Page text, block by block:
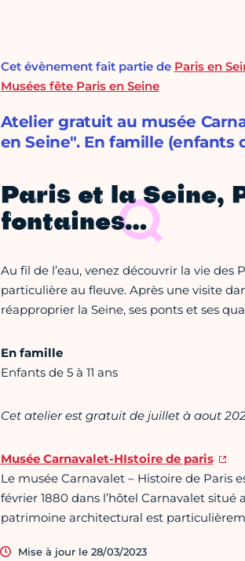
Cet évènement fait partie de Paris en
Musées fête Paris en Seine
Atelier gratuit au musée
en Seine". En famille (enfants
Paris et la Seine,
fontaines…
Au fil de l’eau, venez découvrir la vie
particulière au fleuve. Après une visite
réapproprier la Seine, ses ponts et ses
En famille
Enfants de 5 à 11 ans
Cet atelier est gratuit de juillet à aout
Musée Carnavalet-HIstoire de paris
Le musée Carnavalet – Histoire de Paris
février 1880 dans l’hôtel Carnavalet
patrimoine architectural est
Mise à jour le 28/03/2023